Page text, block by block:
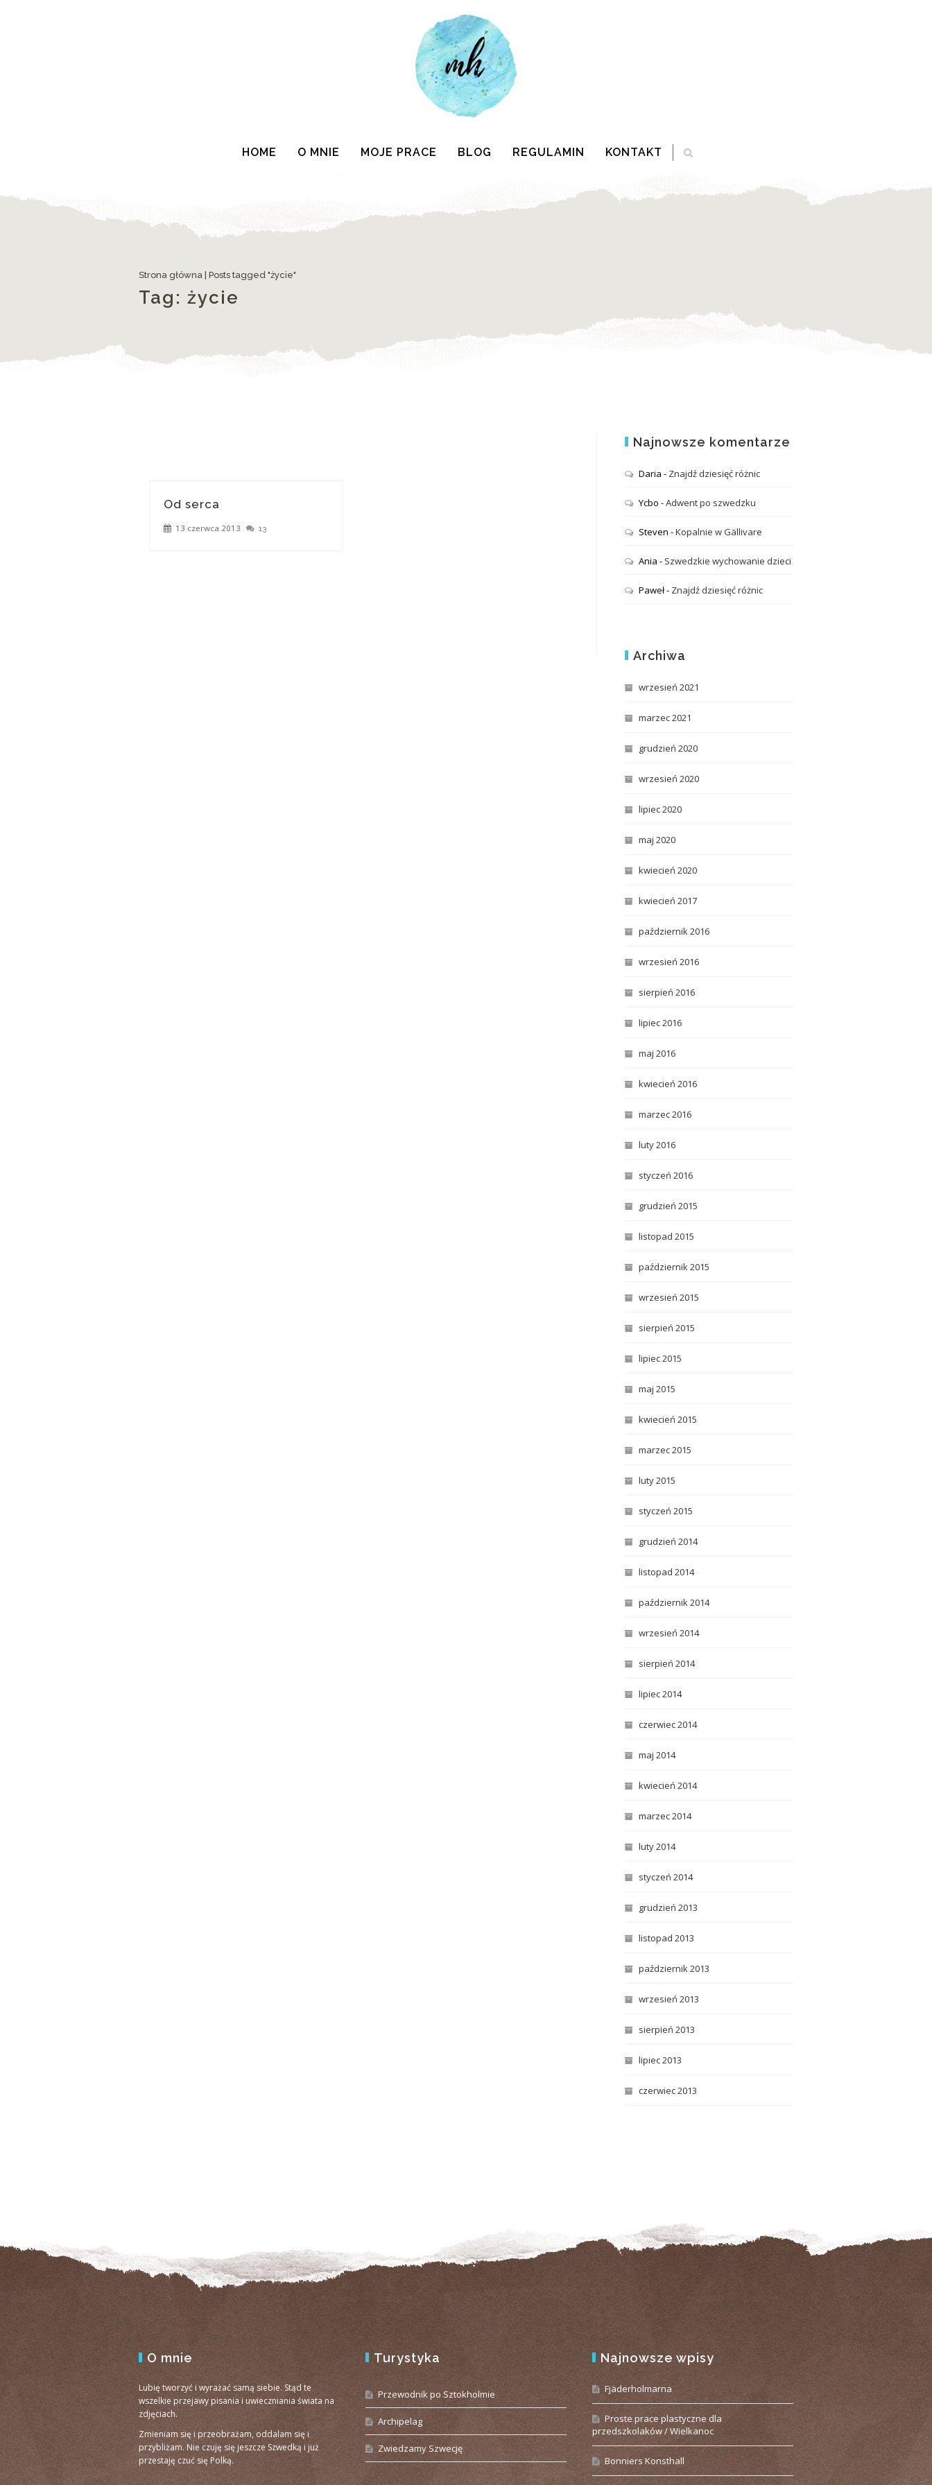
HOME O MNIE MOJE PRACE BLOG REGULAMIN KONTAKT
Strona główna Posts tagged "życie"
Tag: życie
Od serca
13 czerwca 2013 13
Najnowsze komentarze
Daria - Znajdź dziesięć różnic
Ycbo -Adwent po szwedzku
Steven -Kopalnie w Gällivare
Ania - Szwedzkie wychowanie dzieci
Paweł- Znajdź dziesięć różnic
Archiwa
wrzesień 2021
marzec 2021
grudzień 2020
wrzesień 2020
lipiec 2020
maj 2020
kwiecień 2020
kwiecień 2017
październik 2016
wrzesień 2016
sierpień 2016
lipiec 2016
maj 2016
kwiecień 2016
marzec 2016
luty 2016
styczeń 2016
grudzień 2015
listopad 2015
październik 2015
wrzesień 2015
sierpień 2015
lipiec 2015
maj 2015
kwiecień 2015
marzec 2015
luty 2015
styczeń 2015
grudzień 2014
listopad 2014
październik 2014
wrzesień 2014
sierpień 2014
lipiec 2014
czerwiec 2014
maj 2014
kwiecień 2014
marzec 2014
luty 2014
styczeń 2014
grudzień 2013
listopad 2013
październik 2013
wrzesień 2013
sierpień 2013
lipiec 2013
czerwiec 2013
O mnie
Lubię tworzyć i wyrażać samą siebie. Stąd te
wszelkie przejawy pisania i uwieczniania świata na
zdjęciach.
Zmieniam się i przeobrażam, oddalam się i
przybliżam. Nie czuję się jeszcze Szwedką i już
przestaję czuć się Polką.
Turystyka
Przewodnik po Sztokholmie
Archipelag
Zwiedzamy Szwecję
Najnowsze wpisy
Fjäderholmarna
Proste prace plastyczne dla
przedszkolaków / Wielkanoc
Bonniers Konsthall